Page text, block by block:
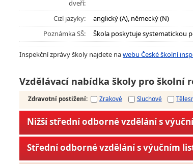
dveří:
Cizí jazyky:
anglický (A), německý (N)
Poznámka SŠ:
Škola poskytuje systematickou
Inspekční zprávy školy najdete nawebu České školní
Vzdělávací nabídka školy pro školní
Zdravotní postižení: Zrakové Sluchové
Nižší střední odborné vzdělání s
Střední odborné vzdělání s výučním